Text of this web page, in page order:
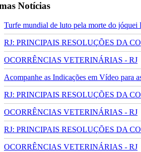
Notícias
Turfe mundial de luto pela morte do jóquei
RJ: PRINCIPAIS RESOLUÇÕES DA
OCORRÊNCIAS VETERINÁRIAS - RJ
Acompanhe as Indicações em Vídeo para
RJ: PRINCIPAIS RESOLUÇÕES DA
OCORRÊNCIAS VETERINÁRIAS - RJ
RJ: PRINCIPAIS RESOLUÇÕES DA
OCORRÊNCIAS VETERINÁRIAS - RJ